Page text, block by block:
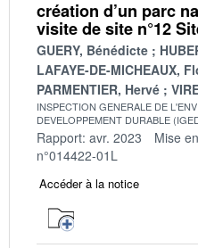
création d’un parc
visite de site n°12
GUERY, Bénédicte
LAFAYE-DE-MICHEAUX,
PARMENTIER, Hervé
INSPECTION GENERALE DE
DEVELOPPEMENT DURABLE
Rapport: avr. 2023 Mise
n°014422-01L
Accéder à la notice